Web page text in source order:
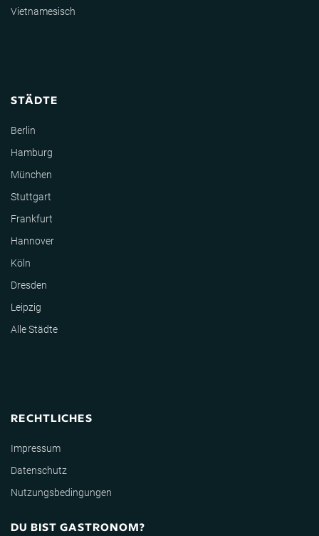
Vietnamesisch
STÄDTE
Berlin
Hamburg
München
Stuttgart
Frankfurt
Hannover
Köln
Dresden
Leipzig
Alle Städte
RECHTLICHES
Impressum
Datenschutz
Nutzungsbedingungen
DU BIST GASTRONOM?